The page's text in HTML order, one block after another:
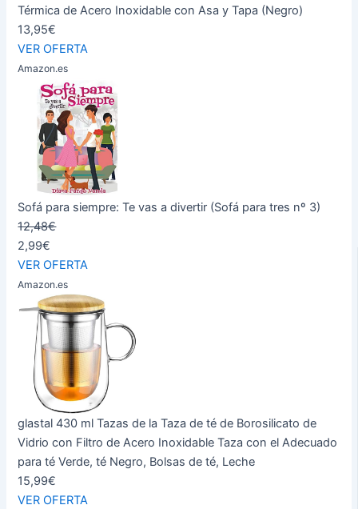
Térmica de Acero Inoxidable con Asa y Tapa (Negro)
13,95€
VER OFERTA
Amazon.es
Sofá para siempre: Te vas a divertir (Sofá para tres nº 3)
12,48€
2,99€
VER OFERTA
Amazon.es
glastal 430 ml Tazas de la Taza de té de Borosilicato de
Vidrio con Filtro de Acero Inoxidable Taza con el Adecuado
para té Verde, té Negro, Bolsas de té, Leche
15,99€
VER OFERTA